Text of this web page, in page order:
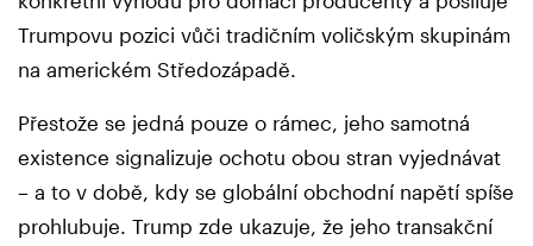
Trumpovu pozici vůči tradičním voličským skupinám
na americkém Středozápadě.
Přestože se jedná pouze o rámec, jeho samotná
existence signalizuje ochotu obou stran vyjednávat
– a to v době, kdy se globální obchodní napětí spíše
prohlubuje. Trump zde ukazuje, že jeho transakční